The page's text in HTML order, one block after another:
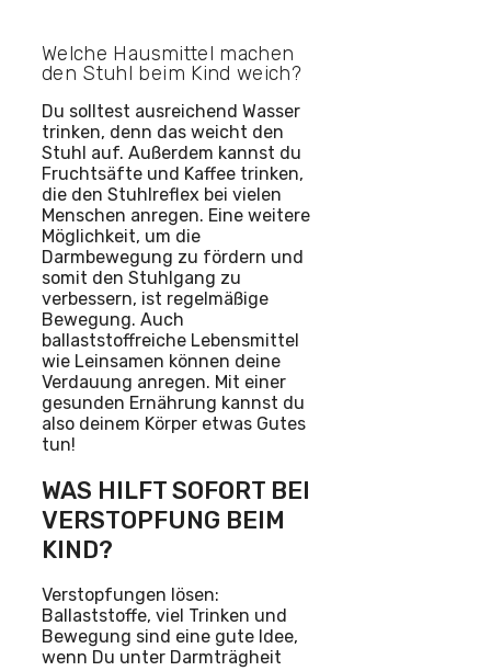
Welche Hausmittel machen
den Stuhl beim Kind weich?
Du solltest ausreichend Wasser
trinken, denn das weicht den
Stuhl auf. Außerdem kannst du
Fruchtsäfte und Kaffee trinken,
die den Stuhlreflex bei vielen
Menschen anregen. Eine weitere
Möglichkeit, um die
Darmbewegung zu fördern und
somit den Stuhlgang zu
verbessern, ist regelmäßige
Bewegung. Auch
ballaststoffreiche Lebensmittel
wie Leinsamen können deine
Verdauung anregen. Mit einer
gesunden Ernährung kannst du
also deinem Körper etwas Gutes
tun!
WAS HILFT SOFORT BEI
VERSTOPFUNG BEIM
KIND?
Verstopfungen lösen:
Ballaststoffe, viel Trinken und
Bewegung sind eine gute Idee,
wenn Du unter Darmträgheit